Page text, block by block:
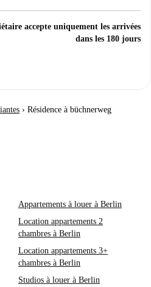
accepte uniquement les arrivées
dans les 180 jours
› Résidence à büchnerweg
Appartements à louer à Berlin
Location appartements 2
chambres à Berlin
Location appartements 3+
chambres à Berlin
Studios à louer à Berlin